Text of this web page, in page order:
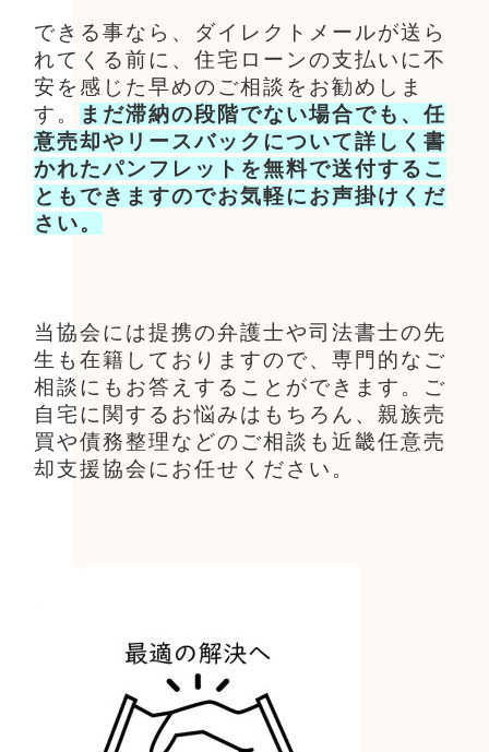
できる事なら、ダイレクトメールが送ら
れてくる前に、住宅ローンの支払いに不
安を感じた早めのご相談をお勧めしま
す。
まだ滞納の段階でない場合でも、任
意売却やリースバックについて詳しく書
かれたパンフレットを無料で送付するこ
ともできますのでお気軽にお声掛けくだ
さい。
当協会には提携の弁護士や司法書士の先
生も在籍しておりますので、専門的なご
相談にもお答えすることができます。ご
自宅に関するお悩みはもちろん、親族売
買や債務整理などのご相談も近畿任意売
却支援協会にお任せください。